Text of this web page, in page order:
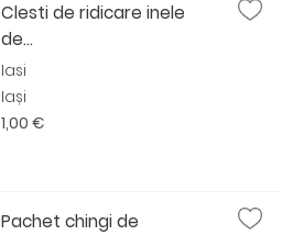
Clesti de ridicare inele
de...
Iasi
Iași
1,00 €
Pachet chingi de